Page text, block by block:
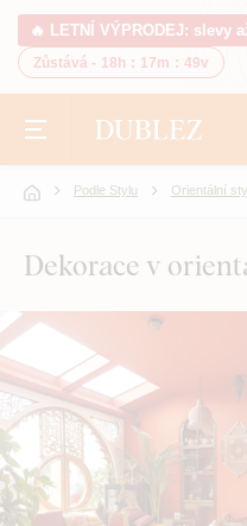
🔥 LETNÍ VÝPRODEJ: slevy
Zůstává - 18h : 17m : 48v
Podle Stylu Orientální
Dekorace v